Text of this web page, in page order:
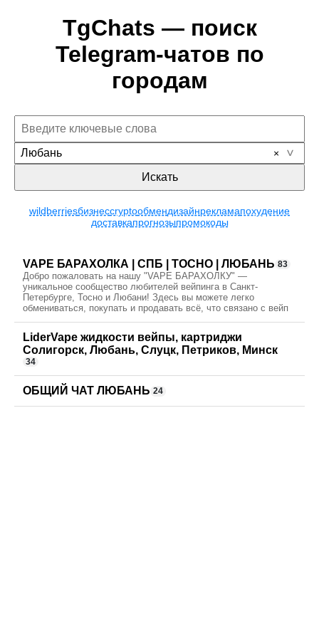
TgChats — поиск
Telegram-чатов по
городам
Любань
Искать
wildberriesбизнесcryptoобмендизайнрекламапохудение
доставкапрогнозыпромокоды
VAPE БАРАХОЛКА | СПБ | ТОСНО | ЛЮБАНЬ 83
Добро пожаловать на нашу "VAPE БАРАХОЛКУ" —
уникальное сообщество любителей вейпинга в Санкт-
Петербурге, Тосно и Любани! Здесь вы можете легко
обмениваться, покупать и продавать всё, что связано с вейп
LiderVape жидкости вейпы, картриджи
Солигорск, Любань, Слуцк, Петриков, Минск
34
ОБЩИЙ ЧАТ ЛЮБАНЬ 24